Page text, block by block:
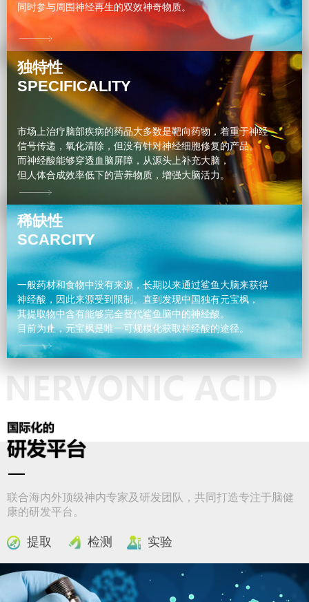
同时参与周围神经再生的双效神奇物质。
独特性
SPECIFICALITY
市场上治疗脑部疾病的药品大多数是靶向药物，着重于神经
信号传递，氧化清除，但没有针对神经细胞修复的产品。
而神经酸能够穿透血脑屏障，从源头上补充大脑，
但人体合成效率低下的营养物质，增强大脑活力。
稀缺性
SCARCITY
一般药材和食物中没有来源，长期以来通过鲨鱼大脑来获得
神经酸，因此来源受到限制。直到发现中国独有元宝枫，
其提取物中含有能够完全替代鲨鱼脑中的神经酸。
目前为止，元宝枫是唯一可规模化获取神经酸的途径。
联合海内外顶级神内专家及研发团队，共同打造专注于脑健
康的研发平台。
提取 检测 实验